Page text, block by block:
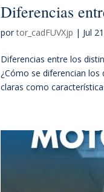
Diferencias
portor_cadFUVXjp | Jul
Diferencias entre los
¿Cómo se diferencian
claras como